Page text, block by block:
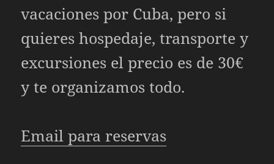
vacaciones por Cuba, pero si
quieres hospedaje, transporte y
excursiones el precio es de 30€
y te organizamos todo.
Email para reservas